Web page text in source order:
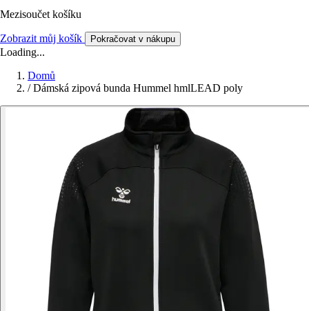
Mezisoučet košíku
Zobrazit můj košík Pokračovat v nákupu
Loading...
Domů
/ Dámská zipová bunda Hummel hmlLEAD poly